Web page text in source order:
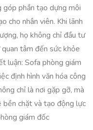
góp phần tạo dựng môi
cho nhân viên. Khi lãnh
họ không chỉ đầu tư
tâm đến sức khỏe
luận: Sofa phòng giám
định hình văn hóa công
chỉ là nơi gặp gỡ, mà
bền chặt và tạo động lực
giám đốc